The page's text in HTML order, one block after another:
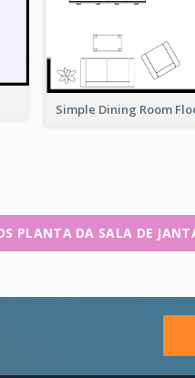
Simple Dining Room
PLANTA DA SALA DE